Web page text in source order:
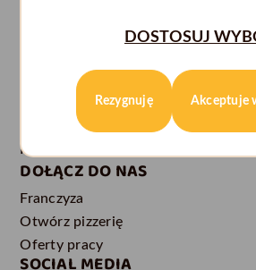
Pizzeria Łódź
Pizzeria Płock
Pizzeria Warszawa
Pizzeria Wrocław
DOŁĄCZ DO NAS
Franczyza
Otwórz pizzerię
Oferty pracy
SOCIAL MEDIA
DOSTOSUJ
Rezygnuję Akceptuje